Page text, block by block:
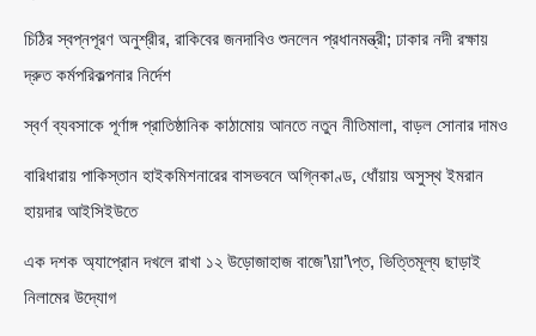
চিঠির স্বপ্নপূরণ অনুশ্রীর, রাকিবের জনদাবিও শুনলেন প্রধানমন্ত্রী; ঢাকার নদী রক্ষায়
দ্রুত কর্মপরিকল্পনার নির্দেশ
স্বর্ণ ব্যবসাকে পূর্ণাঙ্গ প্রাতিষ্ঠানিক কাঠামোয় আনতে নতুন নীতিমালা, বাড়ল সোনার দামও
বারিধারায় পাকিস্তান হাইকমিশনারের বাসভবনে অগ্নিকাণ্ড, ধোঁয়ায় অসুস্থ ইমরান
হায়দার আইসিইউতে
এক দশক অ্যাপ্রোন দখলে রাখা ১২ উড়োজাহাজ বাজে’\য়া’\প্ত, ভিত্তিমূল্য ছাড়াই
নিলামের উদ্যোগ